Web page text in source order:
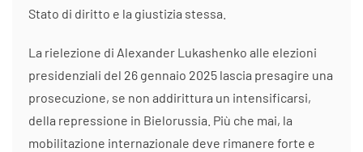
Stato di diritto e la giustizia stessa.
La rielezione di Alexander Lukashenko alle elezioni
presidenziali del 26 gennaio 2025 lascia presagire una
prosecuzione, se non addirittura un intensificarsi,
della repressione in Bielorussia. Più che mai, la
mobilitazione internazionale deve rimanere forte e